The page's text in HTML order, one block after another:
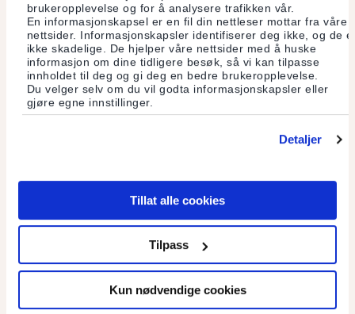
brukeropplevelse og for å analysere trafikken vår.
En informasjonskapsel er en fil din nettleser mottar fra våre
nettsider. Informasjonskapsler identifiserer deg ikke, og de
ikke skadelige. De hjelper våre nettsider med å huske
informasjon om dine tidligere besøk, så vi kan tilpasse
innholdet til deg og gi deg en bedre brukeropplevelse.
Du velger selv om du vil godta informasjonskapsler eller
gjøre egne innstillinger.
Detaljer
Tillat alle cookies
Tilpass
Kun nødvendige cookies
Et folk av sankere
Sopp og bær, fisk og vilt, høs­ten er samlerens bonanza, nyttig,
sunt og avslappende. Det er til og med en smule trendy å
bruke denne tiden utendørs for å fylle fryseren, glass og
krukker med mat.